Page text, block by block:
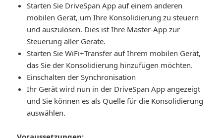
Starten Sie DriveSpan App auf einem anderen
mobilen Gerät, um Ihre Konsolidierung zu steuern
und auszulösen. Dies ist Ihre Master-App zur
Steuerung aller Geräte.
Starten Sie WiFi+Transfer auf Ihrem mobilen Gerät,
das Sie der Konsolidierung hinzufügen möchten.
Einschalten der Synchronisation
Ihr Gerät wird nun in der DriveSpan App angezeigt
und Sie können es als Quelle für die Konsolidierung
auswählen.